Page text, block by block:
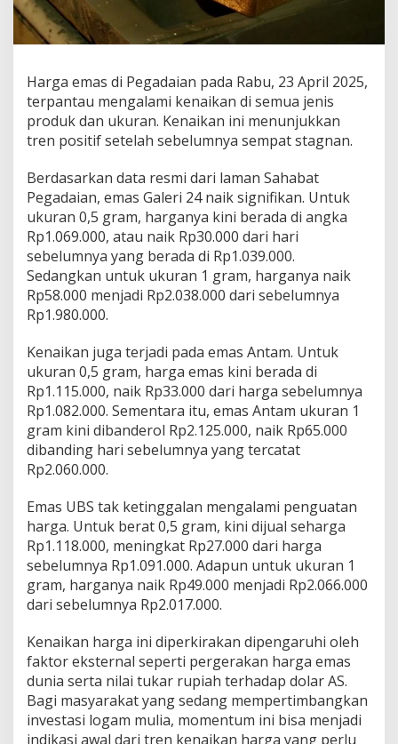
A
r
2
0
2
5
m
u
a
e
n
i
s
o
d
u
k
K
o
m
p
N
a
i
k
Harga emas di Pegadaian pada Rabu, 23 April 2025,
terpantau mengalami kenaikan di semua jenis
produk dan ukuran. Kenaikan ini menunjukkan
tren positif setelah sebelumnya sempat stagnan.
Berdasarkan data resmi dari laman Sahabat
Pegadaian, emas Galeri 24 naik signifikan. Untuk
ukuran 0,5 gram, harganya kini berada di angka
Rp1.069.000, atau naik Rp30.000 dari hari
sebelumnya yang berada di Rp1.039.000.
Sedangkan untuk ukuran 1 gram, harganya naik
Rp58.000 menjadi Rp2.038.000 dari sebelumnya
Rp1.980.000.
Kenaikan juga terjadi pada emas Antam. Untuk
ukuran 0,5 gram, harga emas kini berada di
Rp1.115.000, naik Rp33.000 dari harga sebelumnya
Rp1.082.000. Sementara itu, emas Antam ukuran 1
gram kini dibanderol Rp2.125.000, naik Rp65.000
dibanding hari sebelumnya yang tercatat
Rp2.060.000.
Emas UBS tak ketinggalan mengalami penguatan
harga. Untuk berat 0,5 gram, kini dijual seharga
Rp1.118.000, meningkat Rp27.000 dari harga
sebelumnya Rp1.091.000. Adapun untuk ukuran 1
gram, harganya naik Rp49.000 menjadi Rp2.066.000
dari sebelumnya Rp2.017.000.
Kenaikan harga ini diperkirakan dipengaruhi oleh
faktor eksternal seperti pergerakan harga emas
dunia serta nilai tukar rupiah terhadap dolar AS.
Bagi masyarakat yang sedang mempertimbangkan
investasi logam mulia, momentum ini bisa menjadi
indikasi awal dari tren kenaikan harga yang perlu